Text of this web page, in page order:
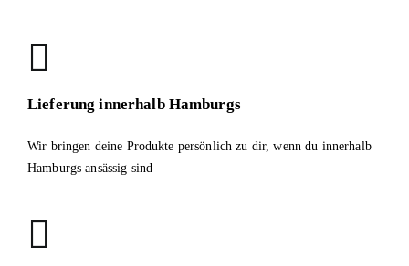
Lieferung innerhalb Hamburgs
Wir bringen deine Produkte persönlich zu dir, wenn du innerhalb
Hamburgs ansässig sind